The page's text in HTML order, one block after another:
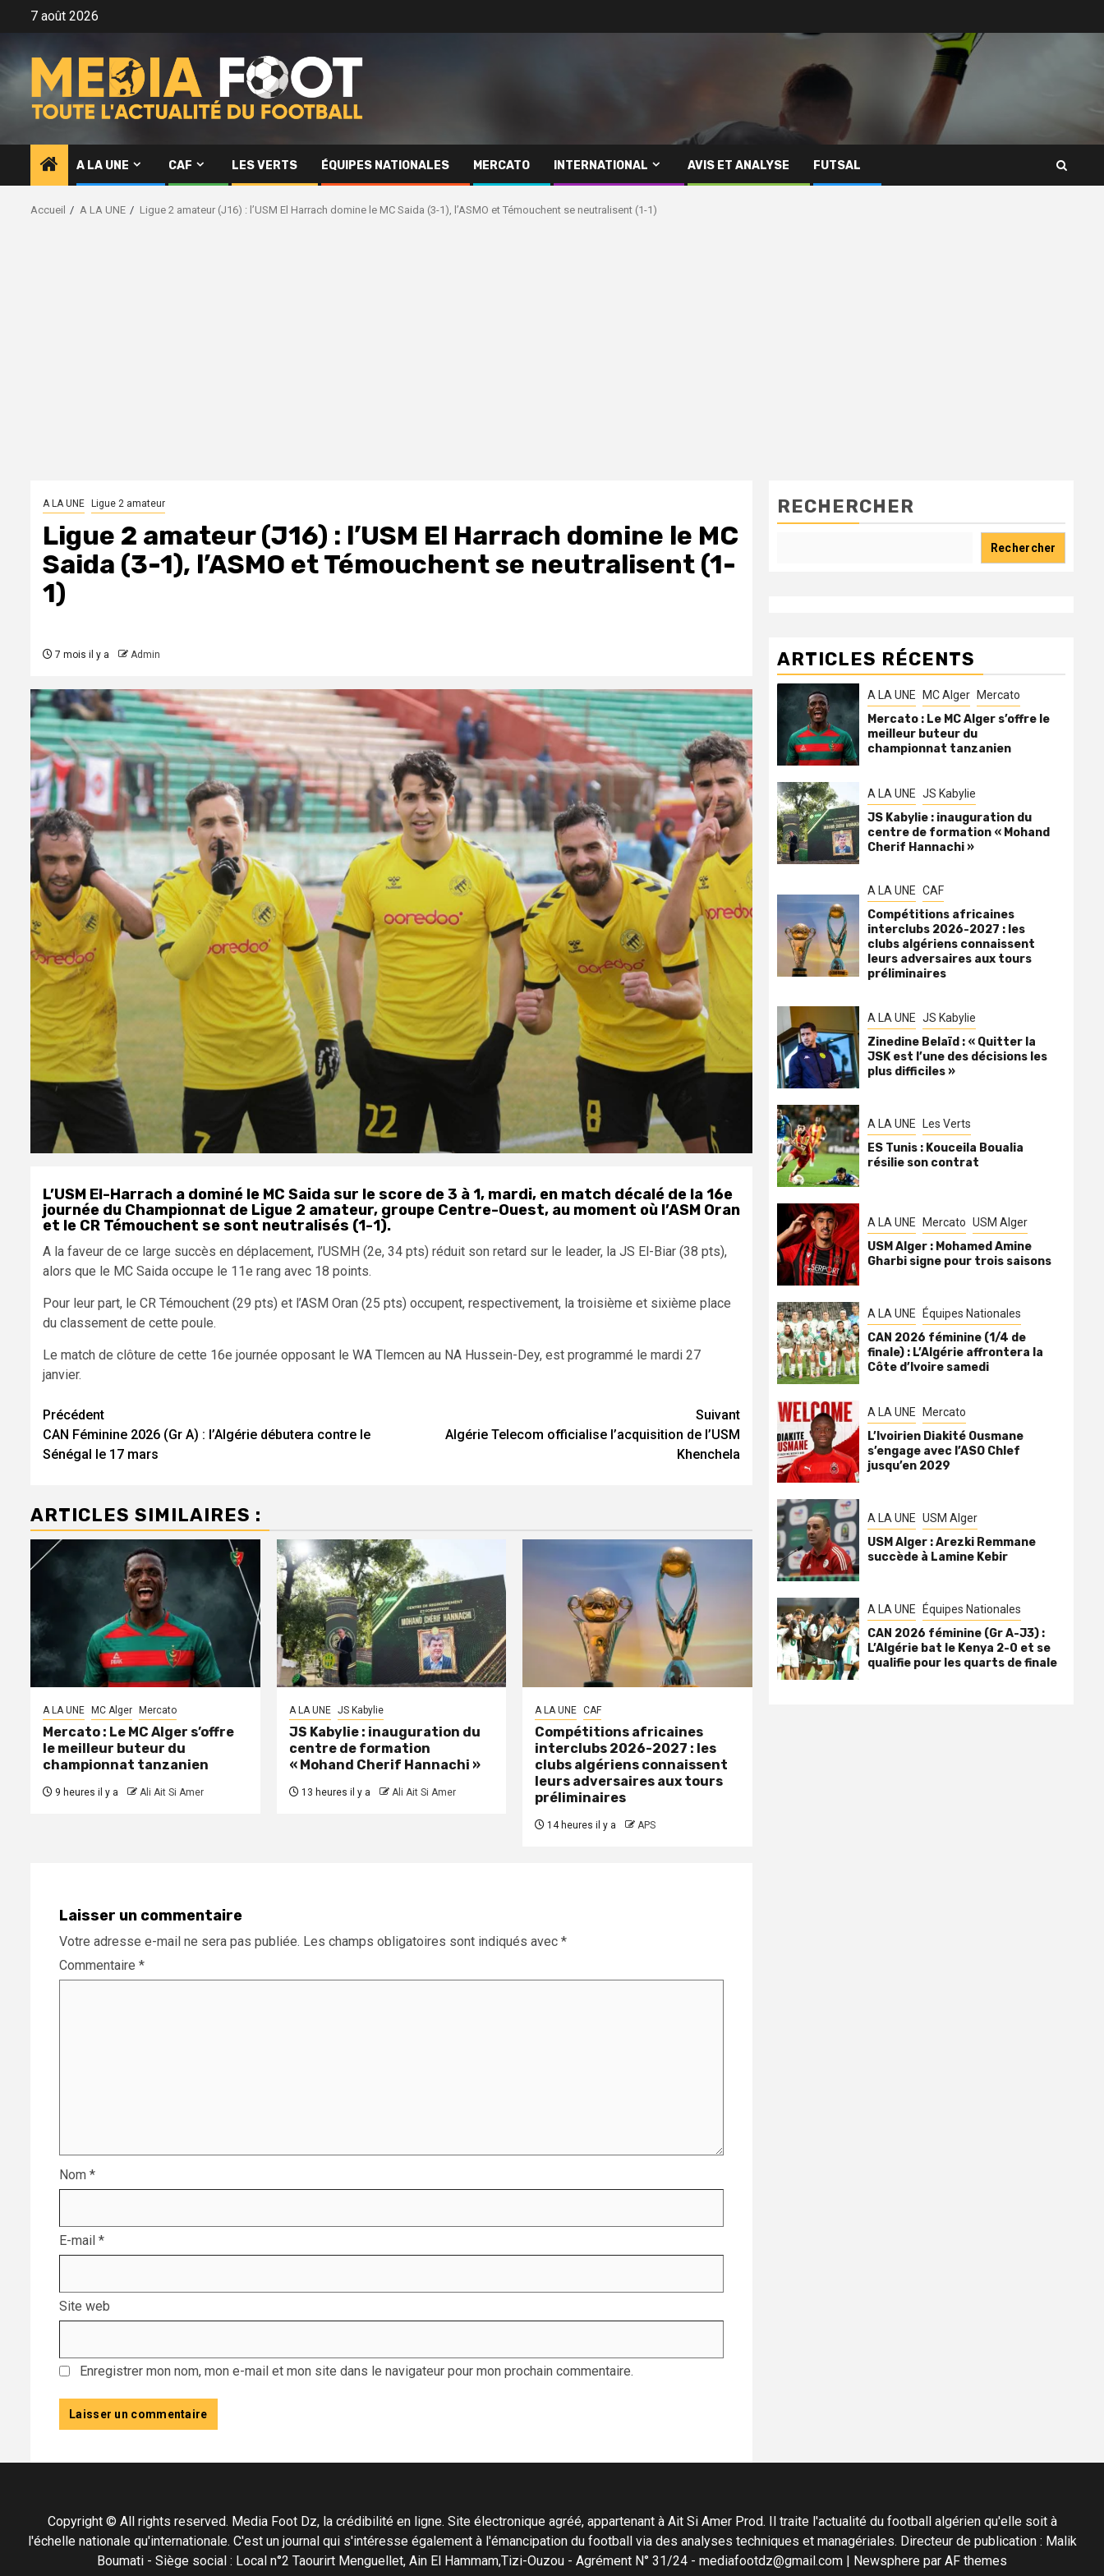
7 août 2026
A LA UNE CAF LES VERTS ÉQUIPES NATIONALES MERCATO INTERNATIONAL AVIS ET ANALYSE FUTSAL
Accueil A LA UNE Ligue 2 amateur (J16) : l’USM El Harrach domine le MC Saida (3-1), l’ASMO et Témouchent se neutralisent (1-1)
A LA UNE Ligue 2 amateur
Ligue 2 amateur (J16) : l’USM El Harrach domine le MC
Saida (3-1), l’ASMO et Témouchent se neutralisent (1-
1)
7 mois il y a Admin
L’USM El-Harrach a dominé le MC Saida sur le score de 3 à 1, mardi, en match décalé de la 16e
journée du Championnat de Ligue 2 amateur, groupe Centre-Ouest, au moment où l’ASM Oran
et le CR Témouchent se sont neutralisés (1-1).
A la faveur de ce large succès en déplacement, l’USMH (2e, 34 pts) réduit son retard sur le leader, la JS El-Biar (38 pts),
alors que le MC Saida occupe le 11e rang avec 18 points.
Pour leur part, le CR Témouchent (29 pts) et l’ASM Oran (25 pts) occupent, respectivement, la troisième et sixième place
du classement de cette poule.
Le match de clôture de cette 16e journée opposant le WA Tlemcen au NA Hussein-Dey, est programmé le mardi 27
janvier.
Navigation
d’article
Précédent
CAN Féminine 2026 (Gr A) : l’Algérie débutera contre le
Sénégal le 17 mars
Suivant
Algérie Telecom officialise l’acquisition de l’USM
Khenchela
ARTICLES SIMILAIRES :
A LA UNE MC Alger Mercato
Mercato : Le MC Alger s’offre
le meilleur buteur du
championnat tanzanien
9 heures il y a Ali Ait Si Amer
A LA UNE JS Kabylie
JS Kabylie : inauguration du
centre de formation
« Mohand Cherif Hannachi »
13 heures il y a Ali Ait Si Amer
A LA UNE CAF
Compétitions africaines
interclubs 2026-2027 : les
clubs algériens connaissent
leurs adversaires aux tours
préliminaires
14 heures il y a APS
Laisser un commentaire
Votre adresse e-mail ne sera pas publiée. Les champs obligatoires sont indiqués avec *
Commentaire *
Nom *
E-mail *
Site web
Enregistrer mon nom, mon e-mail et mon site dans le navigateur pour mon prochain commentaire.
RECHERCHER
Rechercher
ARTICLES RÉCENTS
A LA UNE MC Alger Mercato
Mercato : Le MC Alger s’offre le
meilleur buteur du
championnat tanzanien
A LA UNE JS Kabylie
JS Kabylie : inauguration du
centre de formation « Mohand
Cherif Hannachi »
A LA UNE CAF
Compétitions africaines
interclubs 2026-2027 : les
clubs algériens connaissent
leurs adversaires aux tours
préliminaires
A LA UNE JS Kabylie
Zinedine Belaïd : « Quitter la
JSK est l’une des décisions les
plus difficiles »
A LA UNE Les Verts
ES Tunis : Kouceila Boualia
résilie son contrat
A LA UNE Mercato USM Alger
USM Alger : Mohamed Amine
Gharbi signe pour trois saisons
A LA UNE Équipes Nationales
CAN 2026 féminine (1/4 de
finale) : L’Algérie affrontera la
Côte d’Ivoire samedi
A LA UNE Mercato
L’Ivoirien Diakité Ousmane
s’engage avec l’ASO Chlef
jusqu’en 2029
A LA UNE USM Alger
USM Alger : Arezki Remmane
succède à Lamine Kebir
A LA UNE Équipes Nationales
CAN 2026 féminine (Gr A-J3) :
L’Algérie bat le Kenya 2-0 et se
qualifie pour les quarts de finale
Copyright © All rights reserved. Media Foot Dz, la crédibilité en ligne. Site électronique agréé, appartenant à Ait Si Amer Prod. Il traite l'actualité du football algérien qu'elle soit à
l'échelle nationale qu'internationale. C'est un journal qui s'intéresse également à l'émancipation du football via des analyses techniques et managériales. Directeur de publication : Malik
Boumati - Siège social : Local n°2 Taourirt Menguellet, Ain El Hammam,Tizi-Ouzou - Agrément N° 31/24 - mediafootdz@gmail.com
Newsphere par AF themes